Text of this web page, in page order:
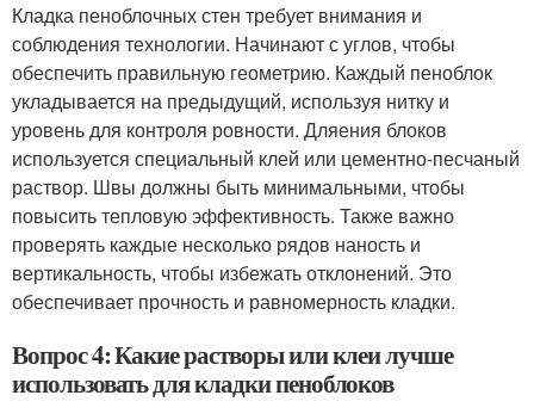
Кладка пеноблочных стен требует внимания и
соблюдения технологии. Начинают с углов, чтобы
обеспечить правильную геометрию. Каждый пеноблок
укладывается на предыдущий, используя нитку и
уровень для контроля ровности. Дляения блоков
используется специальный клей или цементно-песчаный
раствор. Швы должны быть минимальными, чтобы
повысить тепловую эффективность. Также важно
проверять каждые несколько рядов наность и
вертикальность, чтобы избежать отклонений. Это
обеспечивает прочность и равномерность кладки.
Вопрос 4: Какие растворы или клеи лучше
использовать для кладки пеноблоков